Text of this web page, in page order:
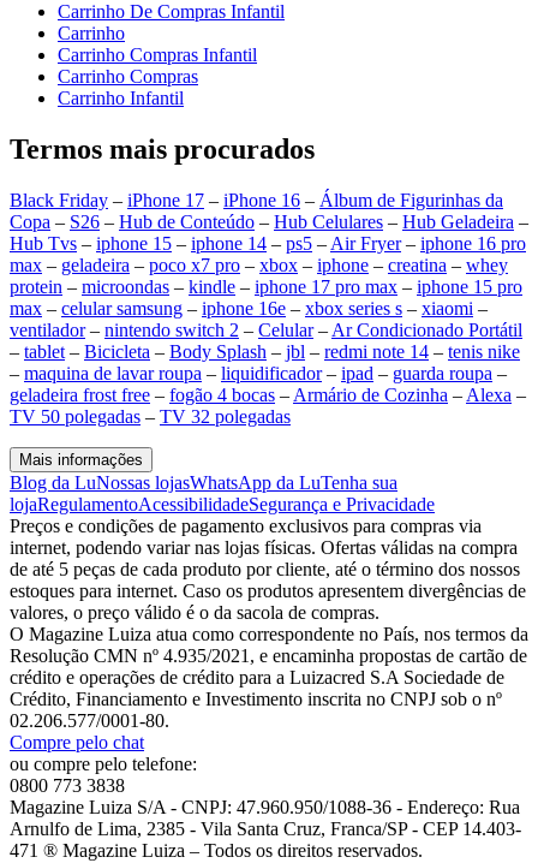
Carrinho De Compras Infantil
Carrinho
Carrinho Compras Infantil
Carrinho Compras
Carrinho Infantil
Termos mais procurados
Black Friday – iPhone 17 – iPhone 16 – Álbum de Figurinhas da
Copa – S26 – Hub de Conteúdo – Hub Celulares – Hub Geladeira –
Hub Tvs – iphone 15 – iphone 14 – ps5 – Air Fryer– iphone 16 pro
max – geladeira – poco x7 pro – xbox – iphone – creatina – whey
protein – microondas – kindle – iphone 17 pro max – iphone 15 pro
max – celular samsung – iphone 16e – xbox series s – xiaomi –
ventilador– nintendo switch 2 – Celular– Ar Condicionado Portátil
– tablet – Bicicleta – Body Splash – jbl – redmi note 14 – tenis nike
– maquina de lavar roupa – liquidificador– ipad – guarda roupa –
geladeira frost free – fogão 4 bocas – Armário de Cozinha – Alexa –
TV 50 polegadas – TV 32 polegadas
Mais informações
Blog da LuNossas lojasWhatsApp da LuTenha sua
lojaRegulamentoAcessibilidadeSegurança e Privacidade
Preços e condições de pagamento exclusivos para compras via
internet, podendo variar nas lojas físicas. Ofertas válidas na compra
de até 5 peças de cada produto por cliente, até o término dos nossos
estoques para internet. Caso os produtos apresentem divergências de
valores, o preço válido é o da sacola de compras.
O Magazine Luiza atua como correspondente no País, nos termos da
Resolução CMN nº 4.935/2021, e encaminha propostas de cartão de
crédito e operações de crédito para a Luizacred S.A Sociedade de
Crédito, Financiamento e Investimento inscrita no CNPJ sob o nº
02.206.577/0001-80.
Compre pelo chat
ou compre pelo telefone:
0800 773 3838
Magazine Luiza S/A - CNPJ: 47.960.950/1088-36 - Endereço: Rua
Arnulfo de Lima, 2385 - Vila Santa Cruz, Franca/SP - CEP 14.403-
471 ® Magazine Luiza – Todos os direitos reservados.